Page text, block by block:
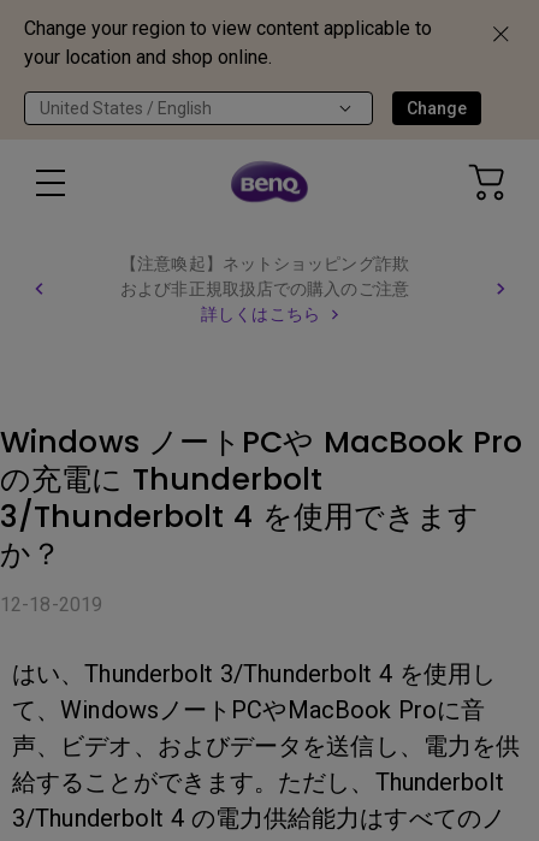
Change your region to view content applicable to
your location and shop online.
United States / English Change
【注意喚起】ネットショッピング詐欺
および非正規取扱店での購入のご注意
詳しくはこちら
Windows ノートPCや MacBook Pro
の充電に Thunderbolt
3/Thunderbolt 4 を使用できます
か？
12-18-2019
はい、Thunderbolt 3/Thunderbolt 4 を使用し
て、WindowsノートPCやMacBook Proに音
声、ビデオ、およびデータを送信し、電力を供
給することができます。ただし、Thunderbolt
3/Thunderbolt 4 の電力供給能力はすべてのノ